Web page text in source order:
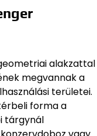
alakzattal
megvannak a
területei.
forma a
tárgynál